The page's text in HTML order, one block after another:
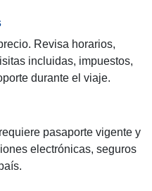
Revisa horarios,
incluidas, impuestos,
durante el viaje.
pasaporte vigente y
electrónicas, seguros